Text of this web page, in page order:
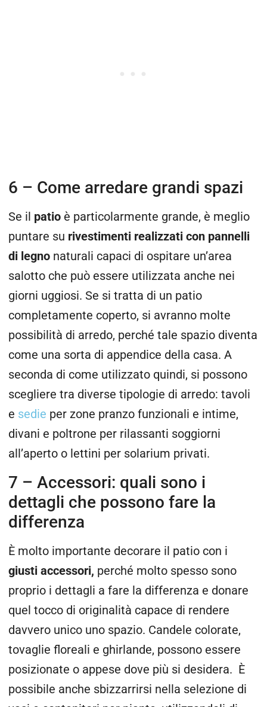
6 – Come arredare grandi spazi
Se il patio è particolarmente grande, è meglio
puntare su rivestimenti realizzati con pannelli
di legno naturali capaci di ospitare un’area
salotto che può essere utilizzata anche nei
giorni uggiosi. Se si tratta di un patio
completamente coperto, si avranno molte
possibilità di arredo, perché tale spazio diventa
come una sorta di appendice della casa. A
seconda di come utilizzato quindi, si possono
scegliere tra diverse tipologie di arredo: tavoli
e sedie per zone pranzo funzionali e intime,
divani e poltrone per rilassanti soggiorni
all’aperto o lettini per solarium privati.
7 – Accessori: quali sono i
dettagli che possono fare la
differenza
È molto importante decorare il patio con i
giusti accessori, perché molto spesso sono
proprio i dettagli a fare la differenza e donare
quel tocco di originalità capace di rendere
davvero unico uno spazio. Candele colorate,
tovaglie floreali e ghirlande, possono essere
posizionate o appese dove più si desidera. È
possibile anche sbizzarrirsi nella selezione di